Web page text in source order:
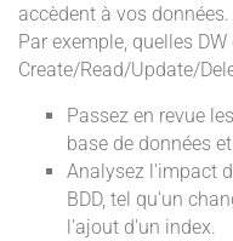
accèdent à vos données.
Par exemple, quelles
Create/Read/Update/
Passez en revue
base de données
Analysez l'impact
BDD, tel qu'un
l'ajout d'un index.